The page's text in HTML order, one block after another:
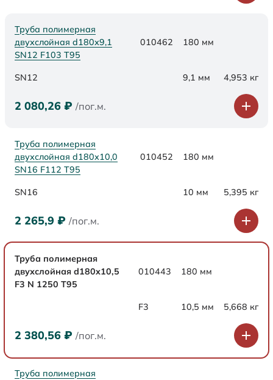
Труба полимерная
двухслойная d180х9,1
SN12 F103 Т95
010462 180 мм
SN12 9,1 мм 4,953 кг
2 080,26 ₽ /пог.м.
Труба полимерная
двухслойная d180х10,0
SN16 F112 Т95
010452 180 мм
SN16 10 мм 5,395 кг
2 265,9 ₽ /пог.м.
Труба полимерная
двухслойная d180x10,5
F3 N 1250 Т95
010443 180 мм
F3 10,5 мм 5,668 кг
2 380,56 ₽ /пог.м.
Труба полимерная